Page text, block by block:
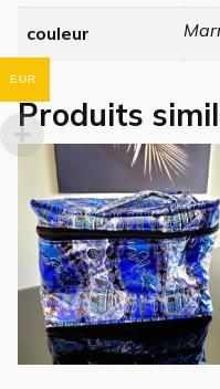
couleur
Produits
EUR